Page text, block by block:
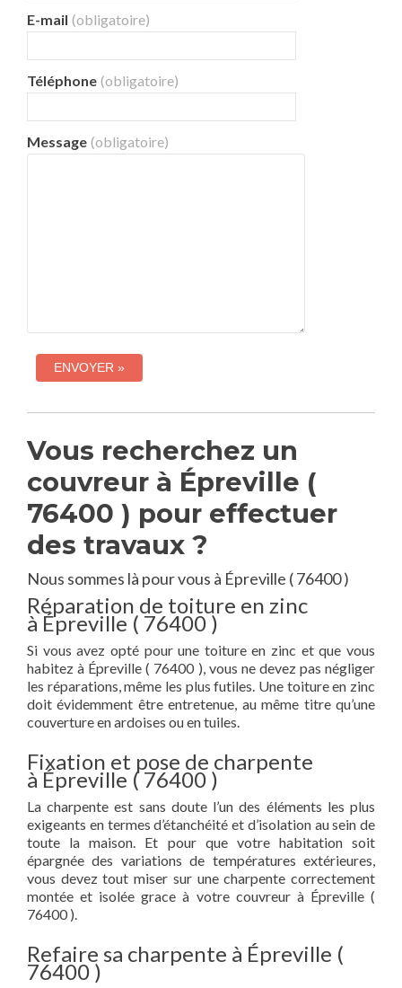
E-mail (obligatoire)
Téléphone (obligatoire)
Message (obligatoire)
Vous recherchez un
couvreur à Épreville (
76400 ) pour effectuer
des travaux ?
Nous sommes là pour vous à Épreville ( 76400 )
Réparation de toiture en zinc
à Épreville ( 76400 )
Si vous avez opté pour une toiture en zinc et que vous
habitez à Épreville ( 76400 ), vous ne devez pas négliger
les réparations, même les plus futiles. Une toiture en zinc
doit évidemment être entretenue, au même titre qu’une
couverture en ardoises ou en tuiles.
Fixation et pose de charpente
à Épreville ( 76400 )
La charpente est sans doute l’un des éléments les plus
exigeants en termes d’étanchéité et d’isolation au sein de
toute la maison. Et pour que votre habitation soit
épargnée des variations de températures extérieures,
vous devez tout miser sur une charpente correctement
montée et isolée grace à votre couvreur à Épreville (
76400 ).
Refaire sa charpente à Épreville (
76400 )